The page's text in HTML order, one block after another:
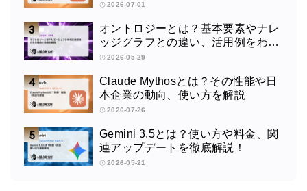
2026-07-01
オントロジーとは？基本要素やナレ
ッジグラフとの違い、活用例をわか
りやすく解説
2026-05-29
Claude Mythosとは？その性能や日
本企業の動向、使い方を解説
2026-07-26
Gemini 3.5とは？使い方や料金、関
連アップデートを徹底解説！
2026-05-21